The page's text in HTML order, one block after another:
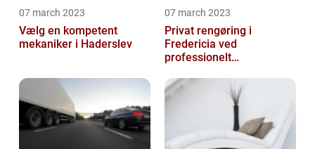
07 march 2023
Vælg en kompetent
mekaniker i Haderslev
07 march 2023
Privat rengøring i
Fredericia ved
professionelt